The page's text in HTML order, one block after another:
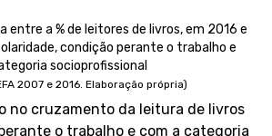
entre a % de leitores de livros, em 2016 e
condição perante o trabalho e
socioprofissional
2007 e 2016. Elaboração própria)
no cruzamento da leitura de livros
o trabalho e com a categoria